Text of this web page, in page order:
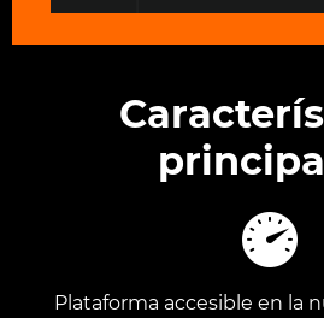
Plataforma accesible en la